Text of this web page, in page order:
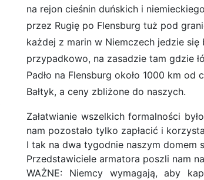
na rejon cieśnin duńskich i
przez Rugię po Flensburg tuż pod
każdej z marin w Niemczech jedzie
przypadkowo, na zasadzie tam gdzie
Padło na Flensburg około 1000 km
Bałtyk, a ceny zbliżone do naszych.
Załatwianie wszelkich formalności
nam pozostało tylko zapłacić i
I tak na dwa tygodnie naszym domem
Przedstawiciele armatora poszli nam
WAŻNE: Niemcy wymagają, aby